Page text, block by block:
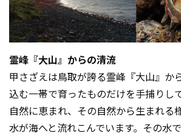
霊峰『大山』からの清流
甲さざえは鳥取が誇る霊峰『大山』か
込む一帯で育ったものだけを手捕りし
自然に恵まれ、その自然から生まれる
水が海へと流れこんでいます。その水